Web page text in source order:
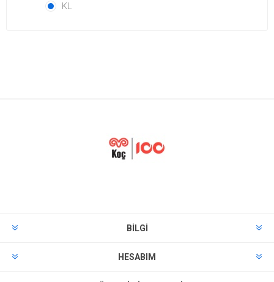
KL
BILGI
HESABIM